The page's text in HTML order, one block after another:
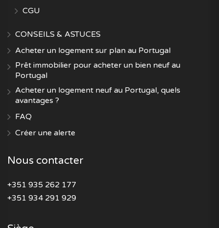
CGU
CONSEILS & ASTUCES
Acheter un logement sur plan au Portugal
Prêt immobilier pour acheter un bien neuf au
Portugal
Acheter un logement neuf au Portugal, quels
avantages ?
FAQ
Créer une alerte
Nous contacter
+351 935 262 177
+351 934 291 929